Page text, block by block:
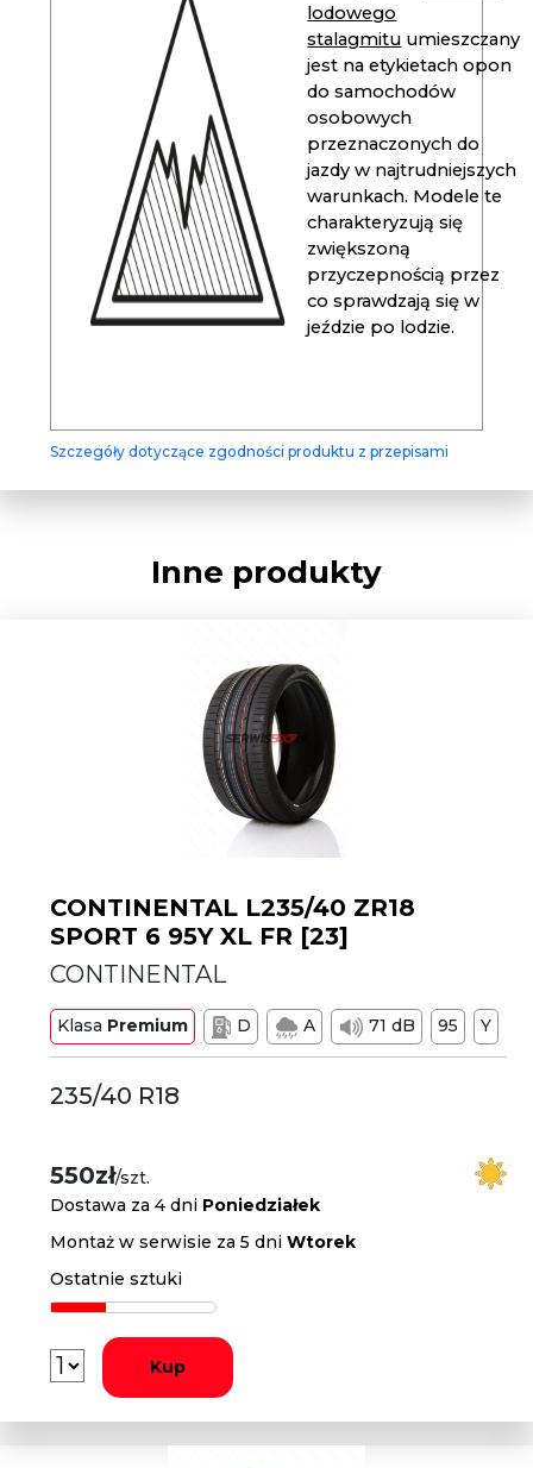
lodowego
stalagmitu umieszczany
jest na etykietach opon
do samochodów
osobowych
przeznaczonych do
jazdy w najtrudniejszych
warunkach. Modele te
charakteryzują się
zwiększoną
przyczepnością przez
co sprawdzają się w
jeździe po lodzie.
Szczegóły dotyczące zgodności produktu z przepisami
Inne produkty
CONTINENTAL L235/40 ZR18
SPORT 6 95Y XL FR [23]
CONTINENTAL
Klasa Premium D A 71 dB 95 Y
235/40 R18
550zł/szt.
Dostawa za 4 dni Poniedziałek
Montaż w serwisie za 5 dniWtorek
Ostatnie sztuki
Kup